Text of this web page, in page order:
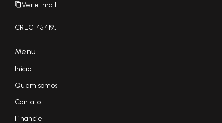
Ver e-mail
CRECI 45419J
Menu
Início
Quem somos
Contato
Financie